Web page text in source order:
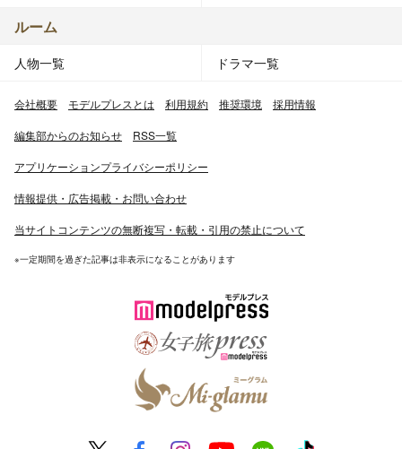
ルーム
人物一覧 ドラマ一覧
会社概要 モデルプレスとは 利用規約 推奨環境 採用情報
編集部からのお知らせ RSS一覧
アプリケーションプライバシーポリシー
情報提供・広告掲載・お問い合わせ
当サイトコンテンツの無断複写・転載・引用の禁止について
※一定期間を過ぎた記事は非表示になることがあります